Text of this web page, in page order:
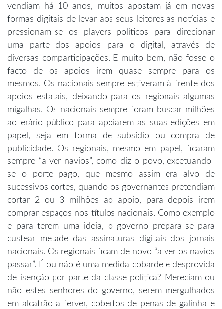
vendiam há 10 anos, muitos apostam já em novas
formas digitais de levar aos seus leitores as notícias e
pressionam-se os players políticos para direcionar
uma parte dos apoios para o digital, através de
diversas comparticipações. E muito bem, não fosse o
facto de os apoios irem quase sempre para os
mesmos. Os nacionais sempre estiveram à frente dos
apoios estatais, deixando para os regionais algumas
migalhas. Os nacionais sempre foram buscar milhões
ao erário público para apoiarem as suas edições em
papel, seja em forma de subsídio ou compra de
publicidade. Os regionais, mesmo em papel, ficaram
sempre “a ver navios”, como diz o povo, excetuando-
se o porte pago, que mesmo assim era alvo de
sucessivos cortes, quando os governantes pretendiam
cortar 2 ou 3 milhões ao apoio, para depois irem
comprar espaços nos títulos nacionais. Como exemplo
e para terem uma ideia, o governo prepara-se para
custear metade das assinaturas digitais dos jornais
nacionais. Os regionais ficam de novo “a ver os navios
passar”. É ou não é uma medida cobarde e desprovida
de isenção por parte da classe política? Mereciam ou
não estes senhores do governo, serem mergulhados
em alcatrão a ferver, cobertos de penas de galinha e